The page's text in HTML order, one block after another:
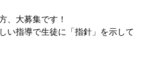
、大募集です！
い指導で生徒に「指針」を示して